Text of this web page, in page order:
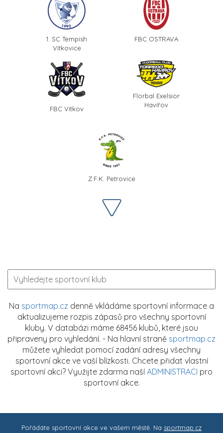
1. SC Tempish
Vítkovice
FBC OSTRAVA
FBC Vítkov
Florbal Exelsior
Havířov
Z.F.K. Petrovice
Na sportmap.cz denně vkládáme sportovní informace a
aktualizujeme rozpis zápasů pro všechny sportovní
kluby. V databázi máme 68456 klubů, které jsou
připraveny pro vyhledání. - Na hlavní straně sportmap.cz
můžete vyhledat pomocí zadání adresy všechny
sportovní akce ve vaší blízkosti. Chcete přidat vlastní
sportovní akci? Využijte zdarma naší ADMINISTRACI pro
sportovní akce.
Pořádáte sportovní akce ve vašem městě. Na sportmap.cz